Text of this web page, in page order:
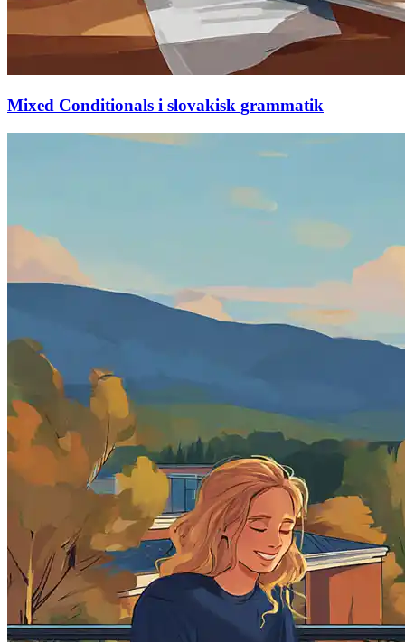
Mixed Conditionals i slovakisk grammatik